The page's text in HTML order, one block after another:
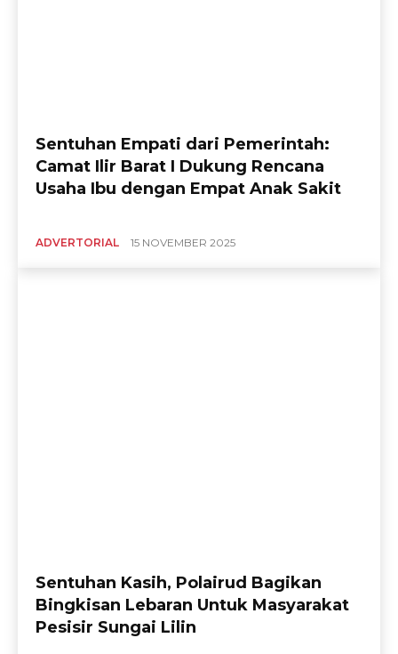
Sentuhan Empati dari Pemerintah:
Camat Ilir Barat I Dukung Rencana
Usaha Ibu dengan Empat Anak Sakit
ADVERTORIAL 15 NOVEMBER 2025
Sentuhan Kasih, Polairud Bagikan
Bingkisan Lebaran Untuk Masyarakat
Pesisir Sungai Lilin